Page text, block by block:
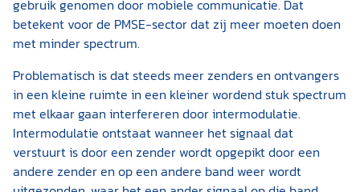
gebruik genomen door mobiele communicatie. Dat
betekent voor de PMSE-sector dat zij meer moeten doen
met minder spectrum.
Problematisch is dat steeds meer zenders en ontvangers
in een kleine ruimte in een kleiner wordend stuk spectrum
met elkaar gaan interfereren door intermodulatie.
Intermodulatie ontstaat wanneer het signaal dat
verstuurt is door een zender wordt opgepikt door een
andere zender en op een andere band weer wordt